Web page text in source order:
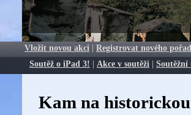
Vložit novou akci | Registrovat nového
Soutěž o iPad 3! | Akce v soutěži | Soutěžní
Kam na